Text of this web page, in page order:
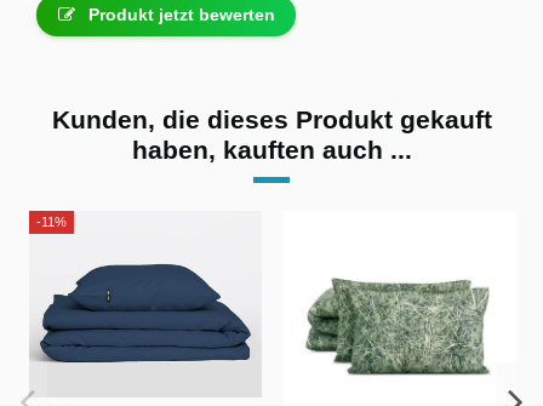
Produkt jetzt bewerten
Kunden, die dieses Produkt gekauft
haben, kauften auch ...
-11%